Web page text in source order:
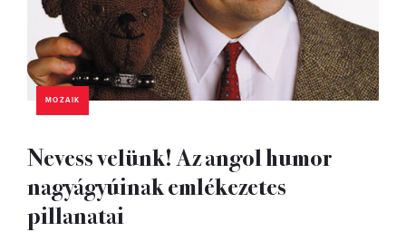
MOZAIK
Nevess velünk! Az angol humor
nagyágyúinak emlékezetes
pillanatai